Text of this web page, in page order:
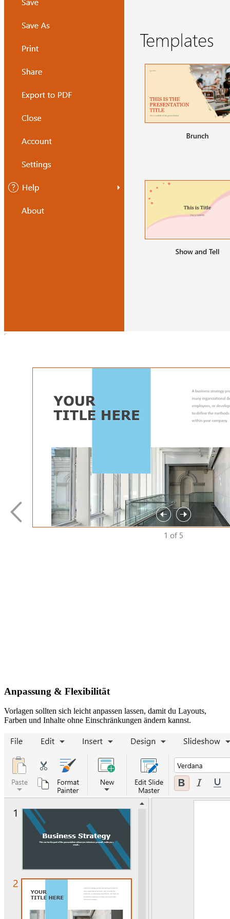
Anpassung & Flexibilität
Vorlagen sollten sich leicht anpassen lassen, damit du Layouts,
Farben und Inhalte ohne Einschränkungen ändern kannst.